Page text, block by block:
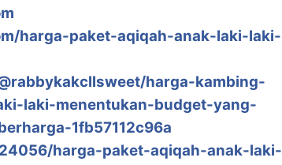
harga-paket-aqiqah-anak-laki-laki-
harga-kambing-
laki-menentukan-budget-yang-
1fb57112c96a
harga-paket-aqiqah-anak-laki-